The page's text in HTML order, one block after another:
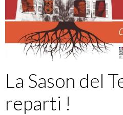
La Sason del
reparti !